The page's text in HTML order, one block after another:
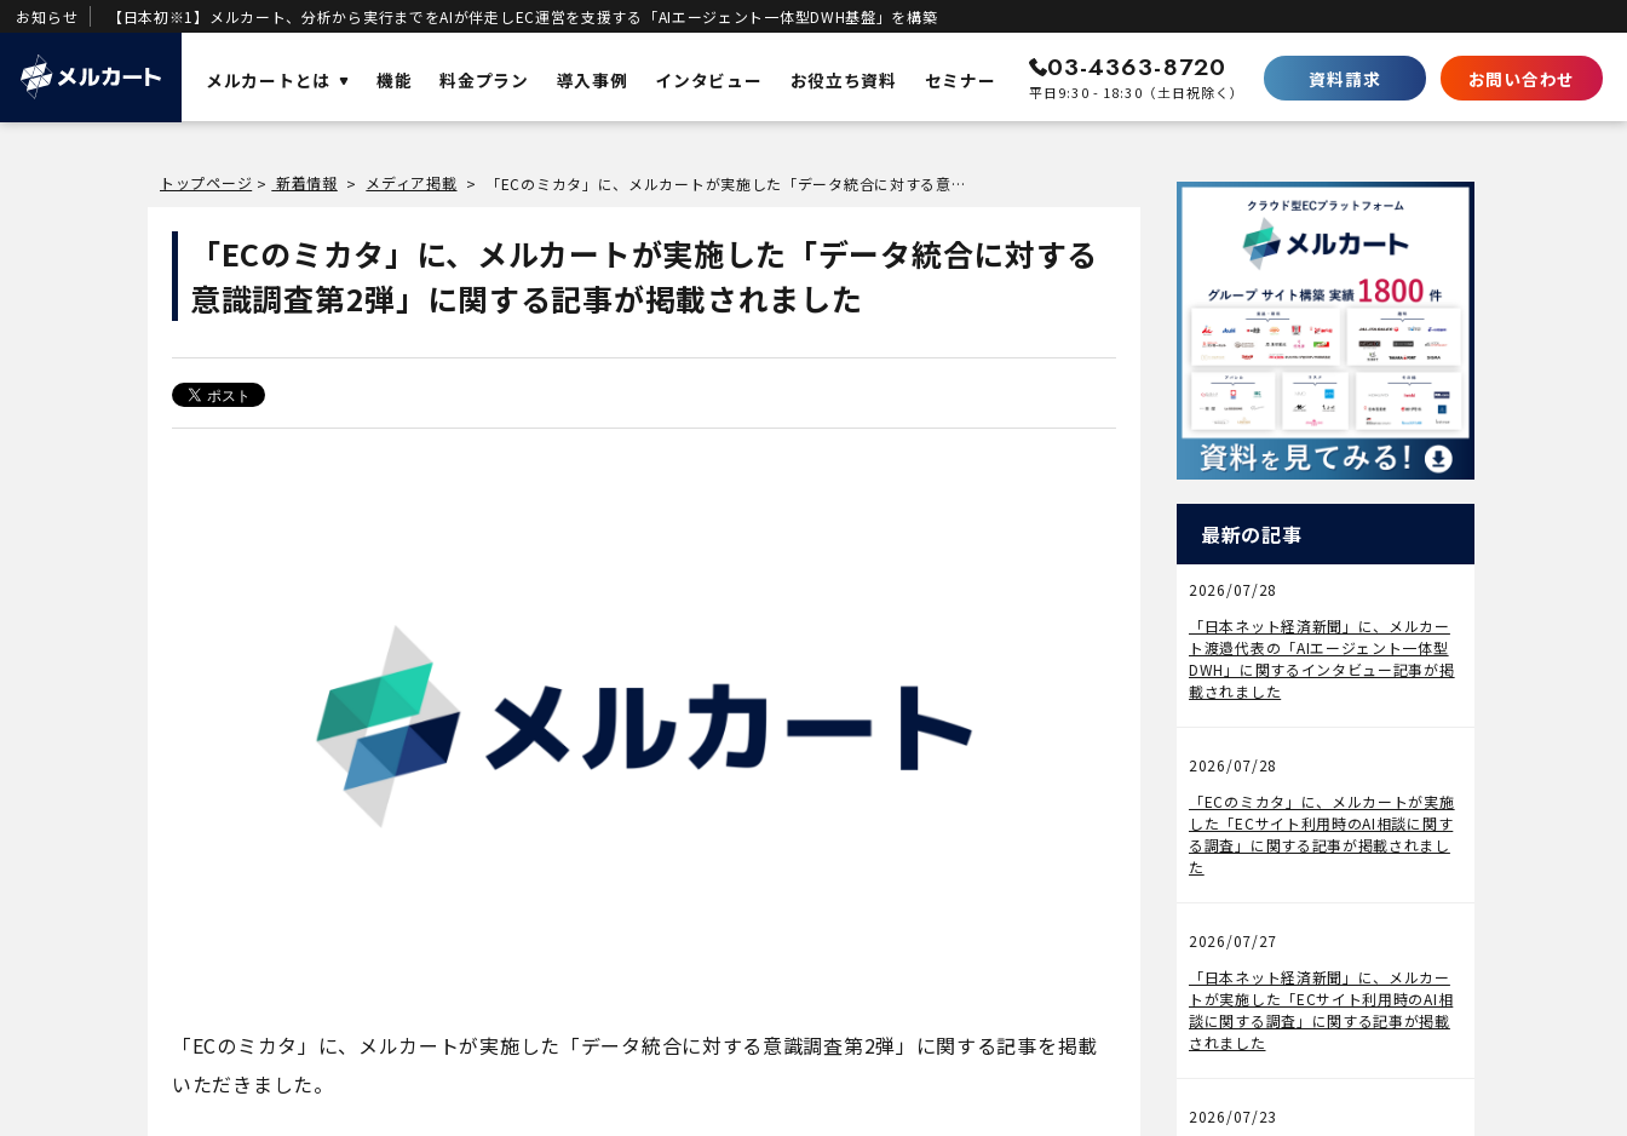
お知らせ 【日本初※1】メルカート、分析から実行までをAIが伴走しEC運営を支援する「AIエージェント一体型DWH基盤」を構築
メルカートとは
メルカートとは？
売上を加速させる「AIエージェント一体型
」を基盤に構築された次世代クラウド
OMO
DX
立ち上げサポート
DWHとAIエージェント一体型
Shopifyとの違い
SaaS型ECの徹底比較
ecbeingとの違い
パッケージとの棲み分け
パートナープログラムはこちら
機能 料金プラン 導入事例 インタビュー お役立ち資料 セミナー お問い合わせ
資料請求
03-4363-8720
平日9:30 - 18:30（土日祝除く）
トップページ > 新着情報 > メディア掲載 > 「ECのミカタ」に、メルカートが実施した「データ統合に対する意識調査第2弾」に関する記事が掲載されました
「ECのミカタ」に、メルカートが実施した「データ統合に対する
意識調査第2弾」に関する記事が掲載されました
「ECのミカタ」に、メルカートが実施した「データ統合に対する意識調査第2弾」に関する記事を掲載
いただきました。
最新の記事
2026/07/28
「日本ネット経済新聞」に、メルカー
ト渡邉代表の「AIエージェント一体型
DWH」に関するインタビュー記事が掲
載されました
2026/07/28
「ECのミカタ」に、メルカートが実施
した「ECサイト利用時のAI相談に関す
る調査」に関する記事が掲載されまし
た
2026/07/27
「日本ネット経済新聞」に、メルカー
トが実施した「ECサイト利用時のAI相
談に関する調査」に関する記事が掲載
されました
2026/07/23